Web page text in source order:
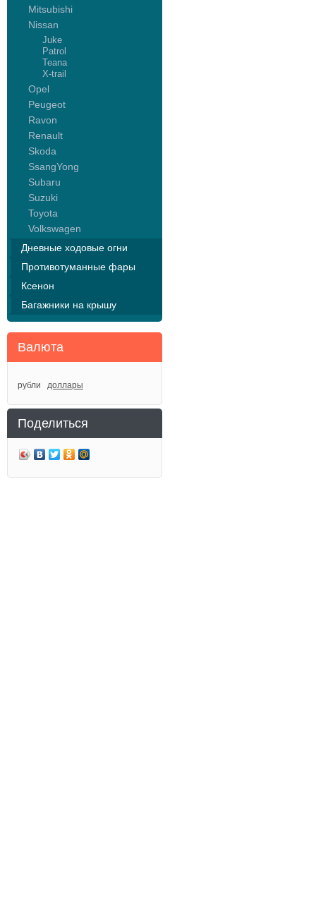
Mitsubishi
Nissan
Juke
Patrol
Teana
X-trail
Opel
Peugeot
Ravon
Renault
Skoda
SsangYong
Subaru
Suzuki
Toyota
Volkswagen
Дневные ходовые огни
Противотуманные фары
Ксенон
Багажники на крышу
Валюта
рубли доллары
Поделиться